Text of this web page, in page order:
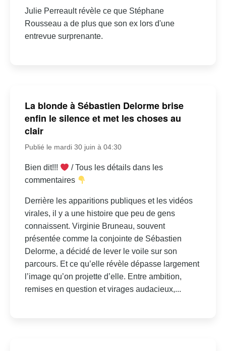
Julie Perreault révèle ce que Stéphane
Rousseau a de plus que son ex lors d'une
entrevue surprenante.
La blonde à Sébastien Delorme brise
enfin le silence et met les choses au
clair
Publié le mardi 30 juin à 04:30
Bien dit!!!
/ Tous les détails dans les
commentaires
Derrière les apparitions publiques et les vidéos
virales, il y a une histoire que peu de gens
connaissent. Virginie Bruneau, souvent
présentée comme la conjointe de Sébastien
Delorme, a décidé de lever le voile sur son
parcours. Et ce qu’elle révèle dépasse largement
l’image qu’on projette d’elle. Entre ambition,
remises en question et virages audacieux,...